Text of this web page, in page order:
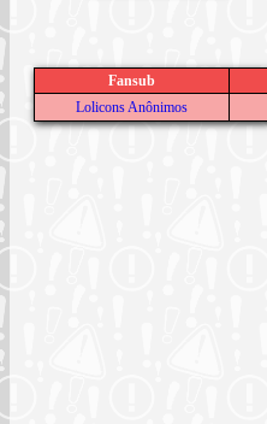
Fansub
Lolicons Anônimos